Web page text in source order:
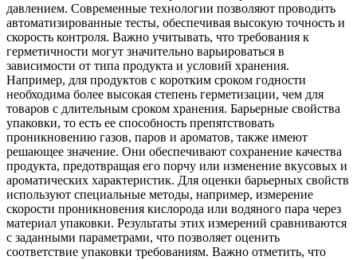
давлением. Современные технологии позволяют проводить
автоматизированные тесты, обеспечивая высокую точность и
скорость контроля. Важно учитывать, что требования к
герметичности могут значительно варьироваться в
зависимости от типа продукта и условий хранения.
Например, для продуктов с коротким сроком годности
необходима более высокая степень герметизации, чем для
товаров с длительным сроком хранения. Барьерные свойства
упаковки, то есть ее способность препятствовать
проникновению газов, паров и ароматов, также имеют
решающее значение. Они обеспечивают сохранение качества
продукта, предотвращая его порчу или изменение вкусовых и
ароматических характеристик. Для оценки барьерных свойств
используют специальные методы, например, измерение
скорости проникновения кислорода или водяного пара через
материал упаковки. Результаты этих измерений сравниваются
с заданными параметрами, что позволяет оценить
соответствие упаковки требованиям. Важно отметить, что